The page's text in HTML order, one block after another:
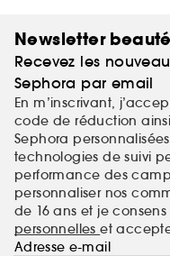
saisissante, aussi
Newsletter beauté
Recevez les
Sephora par email
En m’inscrivant,
code de réduction
Sephora
technologies de suivi
performance des
personnaliser nos
de 16 ans et je
personnelleset
Adresse e-mail